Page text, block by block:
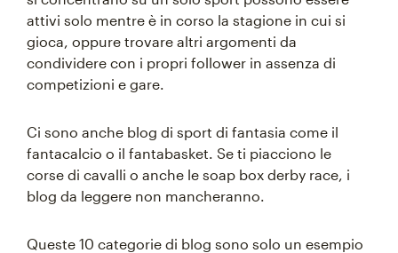
attivi solo mentre è in corso la stagione in cui si
gioca, oppure trovare altri argomenti da
condividere con i propri follower in assenza di
competizioni e gare.
Ci sono anche blog di sport di fantasia come il
fantacalcio o il fantabasket. Se ti piacciono le
corse di cavalli o anche le soap box derby race, i
blog da leggere non mancheranno.
Queste 10 categorie di blog sono solo un esempio